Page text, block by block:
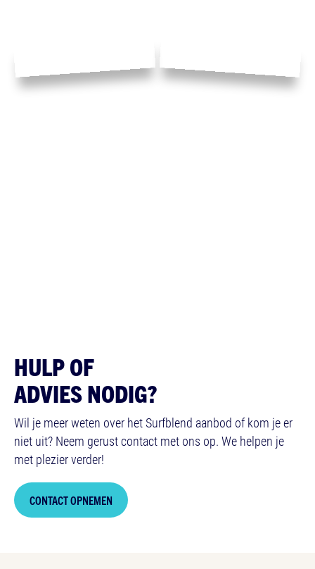
HULP OF
ADVIES NODIG?
Wil je meer weten over het Surfblend aanbod of kom je er
niet uit? Neem gerust contact met ons op. We helpen je
met plezier verder!
CONTACT OPNEMEN